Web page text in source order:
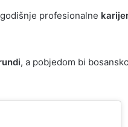
profesionalne
, a pobjedom bi